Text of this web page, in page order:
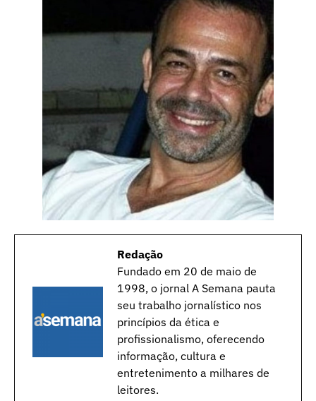
Redação
Fundado em 20 de maio de
1998, o jornal A Semana pauta
seu trabalho jornalístico nos
princípios da ética e
profissionalismo, oferecendo
informação, cultura e
entretenimento a milhares de
leitores.